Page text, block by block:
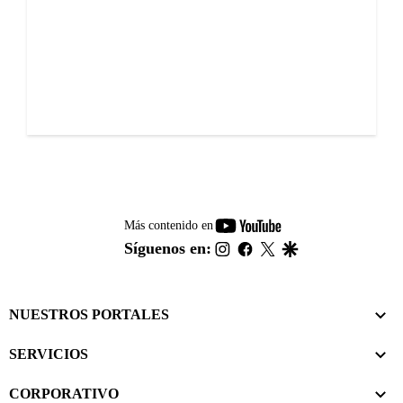
Más contenido en
youtube-
footer
Síguenos en: instagram
facebook
twitter
NUESTROS PORTALES
SERVICIOS
CORPORATIVO